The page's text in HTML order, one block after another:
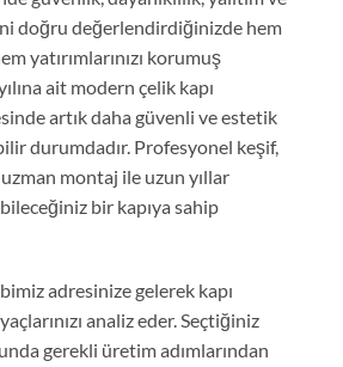
doğru değerlendirdiğinizde hem
yatırımlarınızı korumuş
ait modern çelik kapı
artık daha güvenli ve estetik
durumdadır. Profesyonel keşif,
montaj ile uzun yıllar
bir kapıya sahip
adresinize gelerek kapı
analiz eder. Seçtiğiniz
gerekli üretim adımlarından